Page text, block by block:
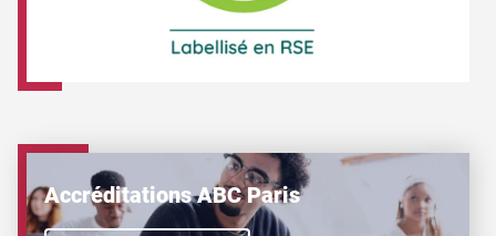
Accréditations ABC Paris